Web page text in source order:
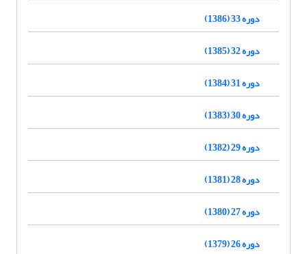
دوره 33 (1386)
دوره 32 (1385)
دوره 31 (1384)
دوره 30 (1383)
دوره 29 (1382)
دوره 28 (1381)
دوره 27 (1380)
دوره 26 (1379)